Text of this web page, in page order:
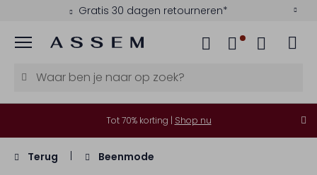
Gratis 30 dagen retourneren*
Menu
Tot 70% korting | Shop nu
Terug Beenmode